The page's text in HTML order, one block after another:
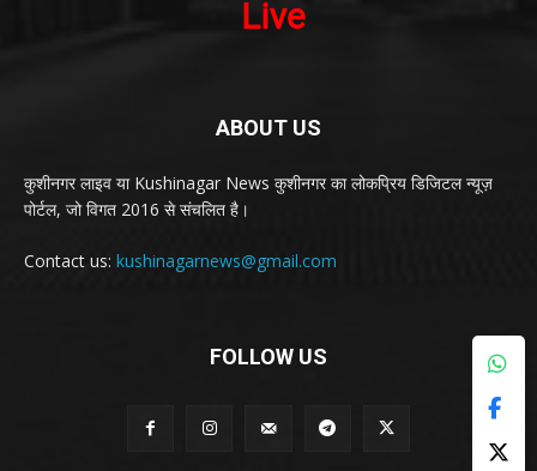
ABOUT US
कुशीनगर लाइव या Kushinagar News कुशीनगर का लोकप्रिय डिजिटल न्यूज़
पोर्टल, जो विगत 2016 से संचलित है।
Contact us: kushinagarnews@gmail.com
FOLLOW US